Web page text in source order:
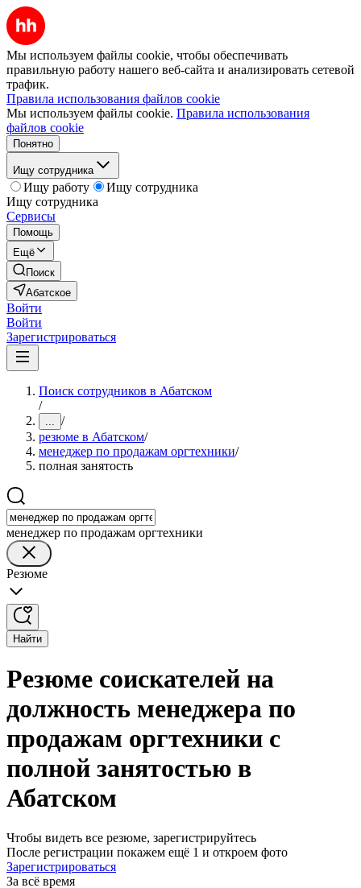
Мы используем файлы cookie, чтобы обеспечивать
правильную работу нашего веб-сайта и анализировать сетевой
трафик.
Правила использования файлов cookie
Мы используем файлы cookie. Правила использования
файлов cookie
Понятно
Ищу сотрудника
Ищу работу
Ищу сотрудника
Ищу сотрудника
Сервисы
Помощь
Ещё
Поиск
Абатское
Войти
Войти
Зарегистрироваться
Поиск сотрудников в Абатском
/
... /
резюме в Абатском/
менеджер по продажам оргтехники/
полная занятость
менеджер по продажам оргтехники
Резюме
Найти
Резюме соискателей на
должность менеджера по
продажам оргтехники с
полной занятостью в
Абатском
Чтобы видеть все резюме, зарегистрируйтесь
После регистрации покажем ещё 1 и откроем фото
Зарегистрироваться
За всё время